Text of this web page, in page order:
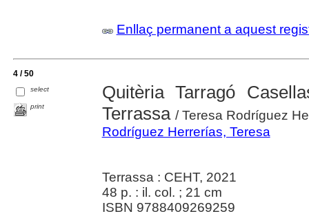
Enllaç permanent a aquest
4 / 50
select
print
Quitèria Tarragó
Terrassa / Teresa Rodríguez
Rodríguez Herrerías, Teresa
Terrassa : CEHT, 2021
48 p. : il. col. ; 21 cm
ISBN 9788409269259